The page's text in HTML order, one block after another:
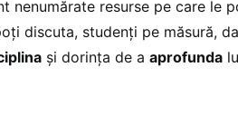
nenumărate resurse pe care le
discuta, studenți pe măsură,
și dorința de a aprofunda